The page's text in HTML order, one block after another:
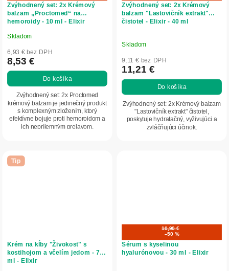
Zvýhodnený set: 2x Krémový
balzam „Proctomed“ na
hemoroidy - 10 ml - Elixir
Priemerné
hodnotenie
produktu
je
5,0
5
hviezdičiek.
Skladom
6,93 € bez DPH
8,53 €
Do košíka
Zvýhodnený set: 2x Proctomed
krémový balzam je jedinečný produkt
s komplexným zložením, ktorý
efektívne bojuje proti hemoroidom a
ich nepríjemným prejavom.
Zvýhodnený set: 2x Krémový
balzam "Lastovičník extrakt"
čistotel - Elixir - 40 ml
Skladom
9,11 € bez DPH
11,21 €
Do košíka
Zvýhodnený set: 2x Krémový balzam
"Lastovičník extrakt" čistotel,
poskytuje hydratačný, vyživujúci a
zvláčňujúci účinok.
Tip
Krém na kĺby "Živokost" s
kostihojom a včelím jedom - 75
ml - Elixir
10,90 €
–50 %
Sérum s kyselinou
hyalurónovou - 30 ml - Elixir